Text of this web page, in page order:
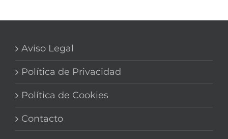
Aviso Legal
Política de Privacidad
Política de Cookies
Contacto